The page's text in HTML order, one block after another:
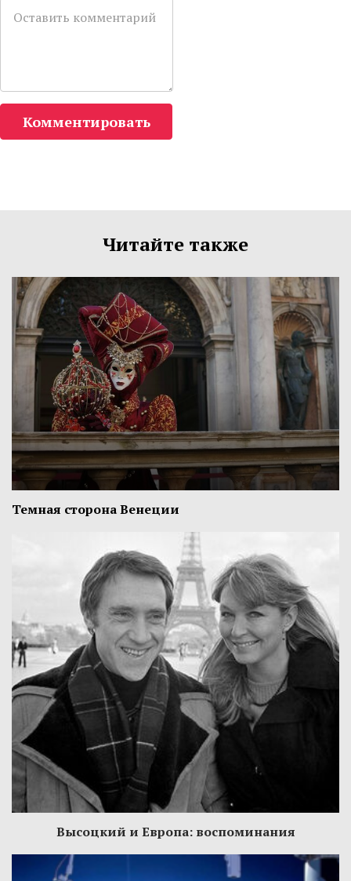
Комментировать
Читайте также
Темная сторона Венеции
Высоцкий и Европа: воспоминания